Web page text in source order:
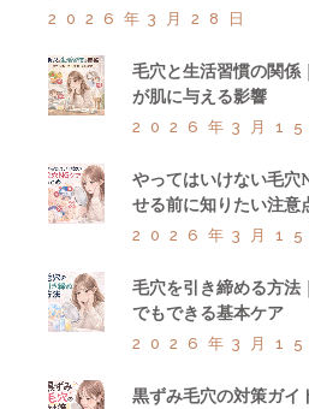
2026年3月28日
毛穴と生活習慣の関係
が肌に与える影響
2026年3月15
やってはいけない毛穴
せる前に知りたい注意
2026年3月15
毛穴を引き締める方法
でもできる基本ケア
2026年3月15
黒ずみ毛穴の対策ガイ